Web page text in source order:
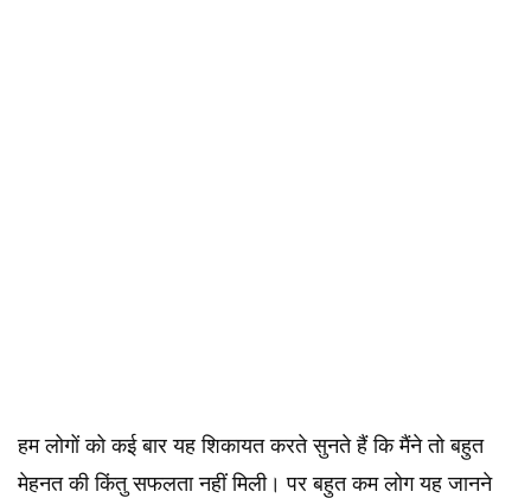
हम लोगों को कई बार यह शिकायत करते सुनते हैं कि मैंने तो बहुत
मेहनत की किंतु सफलता नहीं मिली। पर बहुत कम लोग यह जानने